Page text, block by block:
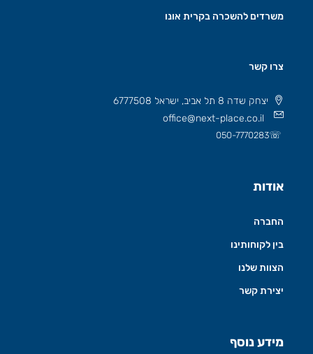
משרדים להשכרה בקרית אונו
צרו קשר
יצחק שדה 8 תל אביב, ישראל 6777508
office@next-place.co.il
☏
050-7770283
אודות
החברה
בין לקוחותינו
הצוות שלנו
יצירת קשר
מידע נוסף